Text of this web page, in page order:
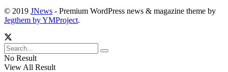
© 2019 JNews - Premium WordPress news & magazine theme by
Jegthem by YMProject.
No Result
View All Result